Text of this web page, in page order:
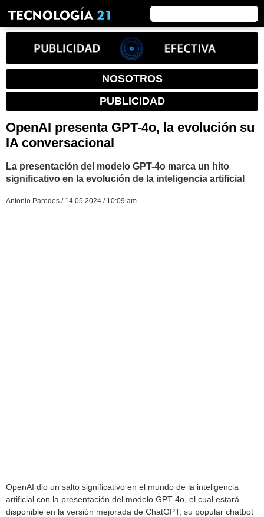
NOSOTROS
PUBLICIDAD
OpenAI presenta GPT-4o, la evolución su
IA conversacional
La presentación del modelo GPT-4o marca un hito
significativo en la evolución de la inteligencia artificial
Antonio Paredes / 14.05.2024 / 10:09 am
OpenAI dio un salto significativo en el mundo de la inteligencia
artificial con la presentación del modelo GPT-4o, el cual estará
disponible en la versión mejorada de ChatGPT, su popular chatbot